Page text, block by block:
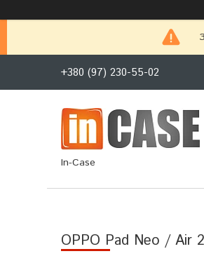
+380 (97) 230-55-02
In-Case
OPPO Pad Neo / Air